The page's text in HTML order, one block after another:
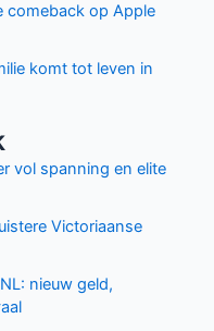
comeback op Apple
komt tot leven in
vol spanning en elite
Victoriaanse
nieuw geld,